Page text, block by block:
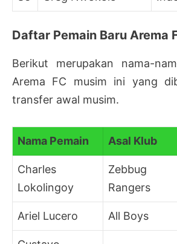
Daftar Pemain Baru Arema
Berikut merupakan nama-
Arema FC musim ini yang
transfer awal musim.
Nama Pemain Asal Klub
Charles
Lokolingoy
Zebbug
Rangers
Ariel Lucero All Boys